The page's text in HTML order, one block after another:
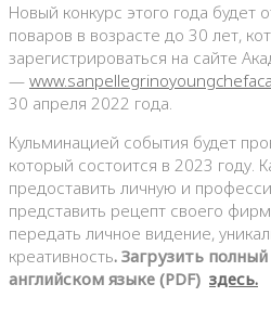
Новый конкурс этого года будет
поваров в возрасте до 30 лет,
зарегистрироваться на сайте
—
30 апреля 2022 года.
Кульминацией события будет
который состоится в 2023 году.
предоставить личную и
представить рецепт своего
передать личное видение,
креативность. Загрузить
английском языке (PDF) здесь.